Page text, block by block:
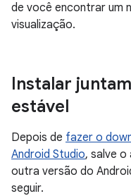
de você encontrar um
visualização.
Instalar
estável
Depois de fazer o
Android Studio, salve o
outra versão do
seguir.